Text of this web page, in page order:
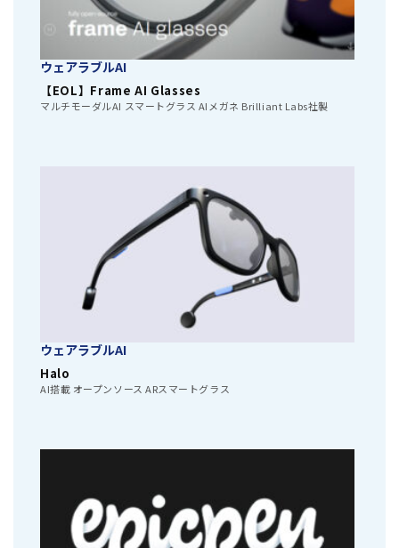
ウェアラブルAI
【EOL】Frame AI Glasses
マルチモーダルAI スマートグラス AIメガネ Brilliant Labs社製
ウェアラブルAI
Halo
AI搭載 オープンソース ARスマートグラス